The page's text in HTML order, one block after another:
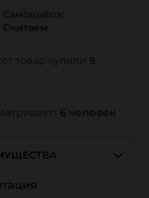
Самовывоз:
Считаем
товар купили 9
6 человек